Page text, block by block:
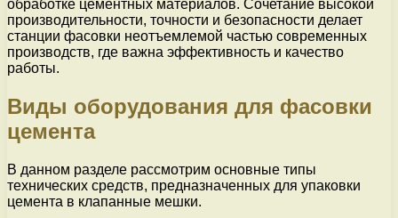
обработке цементных материалов. Сочетание высокой
производительности, точности и безопасности делает
станции фасовки неотъемлемой частью современных
производств, где важна эффективность и качество
работы.
Виды оборудования для фасовки
цемента
В данном разделе рассмотрим основные типы
технических средств, предназначенных для упаковки
цемента в клапанные мешки.